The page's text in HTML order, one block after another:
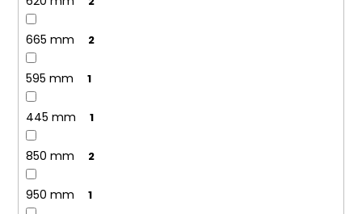
665 mm 2
595 mm 1
445 mm 1
850 mm 2
950 mm 1